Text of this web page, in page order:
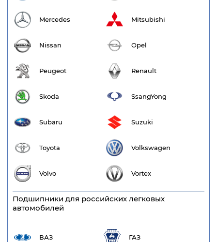
Mercedes Mitsubishi
Nissan Opel
Peugeot Renault
Skoda SsangYong
Subaru Suzuki
Toyota Volkswagen
Volvo Vortex
Подшипники для российских легковых
автомобилей
ВАЗ ГАЗ